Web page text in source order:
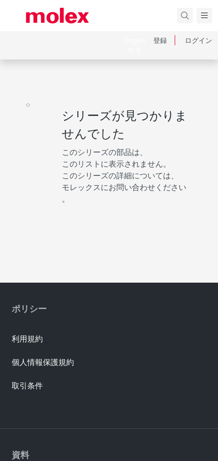
登録 ログイン
シリーズが見つかりま
せんでした
このシリーズの部品は、
このリストに表示されません。
このシリーズの詳細については、
モレックスにお問い合わせください
。
資料
ポリシー
利用規約
個人情報保護規約
取引条件